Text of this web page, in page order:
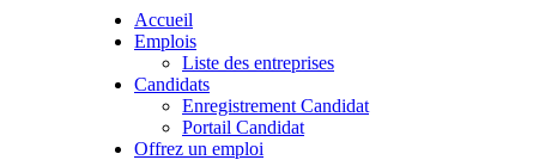
Accueil
Emplois
Liste des entreprises
Candidats
Enregistrement Candidat
Portail Candidat
Offrez un emploi